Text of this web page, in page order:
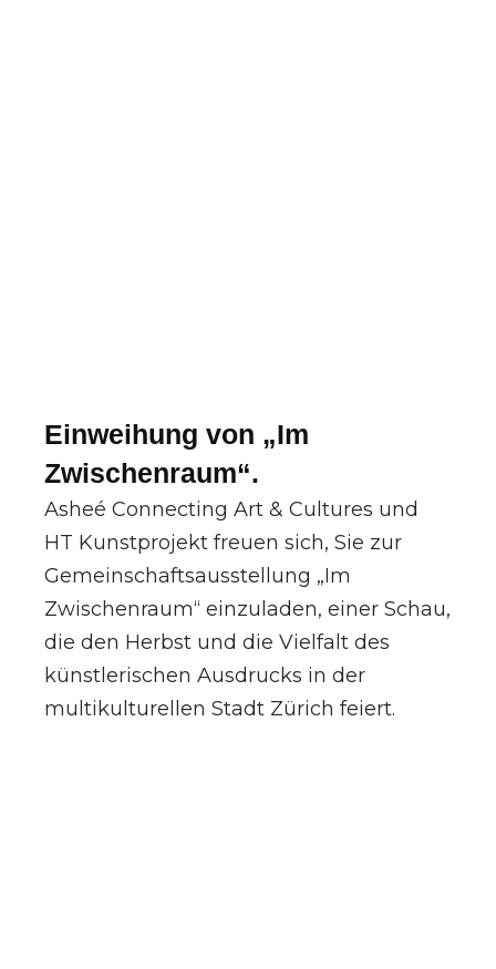
Einweihung von „Im
Zwischenraum“.
Asheé Connecting Art & Cultures und
HT Kunstprojekt freuen sich, Sie zur
Gemeinschaftsausstellung „Im
Zwischenraum“ einzuladen, einer Schau,
die den Herbst und die Vielfalt des
künstlerischen Ausdrucks in der
multikulturellen Stadt Zürich feiert.